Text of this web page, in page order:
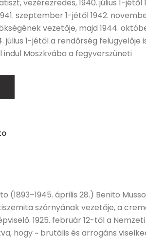
vezérezredes, 1940. július 1-jétől
szeptember 1-jétől 1942.
vezetője, majd 1944.
július 1-jétől a rendőrség felügyelője
indul Moszkvába a fegyverszüneti
(1893–1945. április 28.) Benito
szárnyának vezetője, a
1925. február 12-től a
hogy ~ brutális és arrogáns